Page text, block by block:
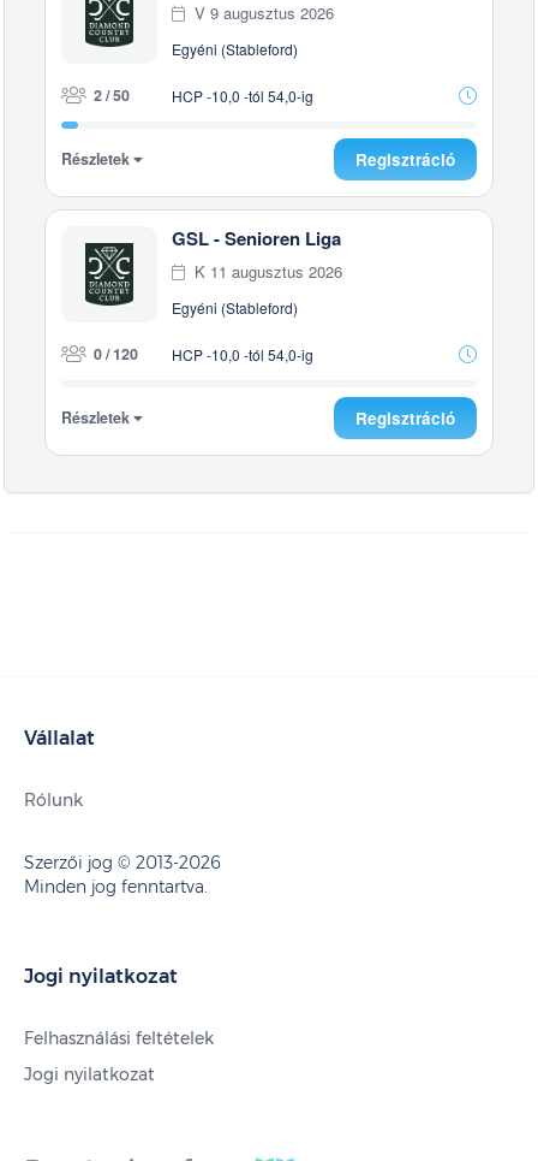
V 9 augusztus 2026
Egyéni (Stableford)
2 / 50 HCP -10,0 -tól 54,0-ig
Részletek Regisztráció
GSL - Senioren Liga
K 11 augusztus 2026
Egyéni (Stableford)
0 / 120 HCP -10,0 -tól 54,0-ig
Részletek Regisztráció
Vállalat
Rólunk
Szerzői jog © 2013-2026
Minden jog fenntartva.
Jogi nyilatkozat
Felhasználási feltételek
Jogi nyilatkozat